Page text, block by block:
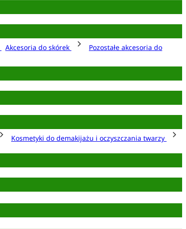
Akcesoria do skórek
Pozostałe akcesoria do
Kosmetyki do demakijażu i oczyszczania twarzy